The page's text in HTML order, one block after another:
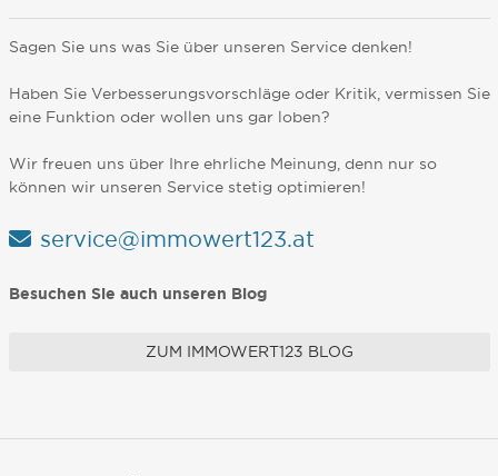
Sagen Sie uns was Sie über unseren Service denken!
Haben Sie Verbesserungsvorschläge oder Kritik, vermissen Sie
eine Funktion oder wollen uns gar loben?
Wir freuen uns über Ihre ehrliche Meinung, denn nur so
können wir unseren Service stetig optimieren!
service@immowert123.at
Besuchen Sie auch unseren Blog
ZUM IMMOWERT123 BLOG